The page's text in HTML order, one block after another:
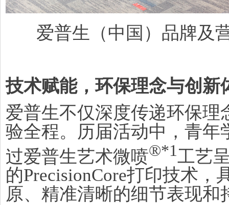
爱普生（中国）品牌及
技术赋能，环保理念与创新
爱普生不仅深度传递环保理
验全程。历届活动中，青年
过爱普生艺术微喷®️*1工艺
的PrecisionCore打印技术，
原、精准清晰的细节表现和